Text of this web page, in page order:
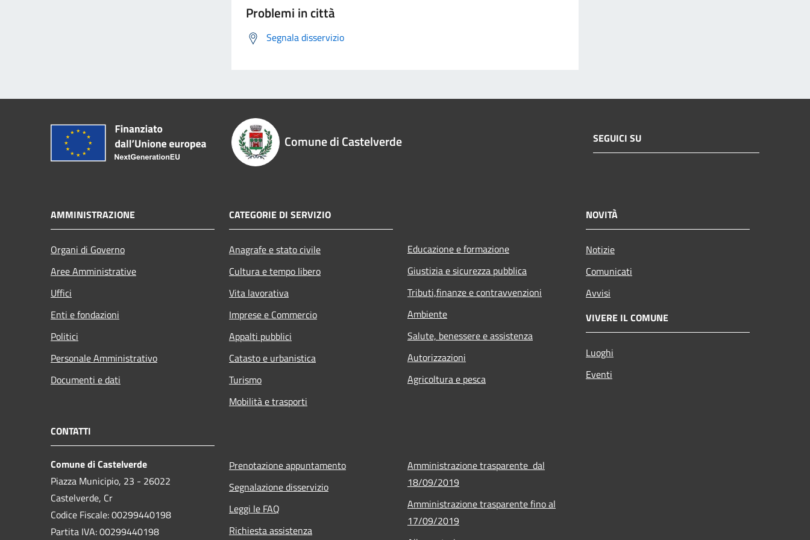
Problemi in città
Segnala disservizio
Comune di Castelverde SEGUICI SU
AMMINISTRAZIONE
Organi di Governo
Aree Amministrative
Uffici
Enti e fondazioni
Politici
Personale Amministrativo
Documenti e dati
CATEGORIE DI SERVIZIO
Anagrafe e stato civile
Cultura e tempo libero
Vita lavorativa
Imprese e Commercio
Appalti pubblici
Catasto e urbanistica
Turismo
Mobilità e trasporti
Educazione e formazione
Giustizia e sicurezza pubblica
Tributi,finanze e contravvenzioni
Ambiente
Salute, benessere e assistenza
Autorizzazioni
Agricoltura e pesca
NOVITÀ
Notizie
Comunicati
Avvisi
VIVERE IL COMUNE
Luoghi
Eventi
CONTATTI
Comune di Castelverde
Piazza Municipio, 23 - 26022
Castelverde, Cr
Codice Fiscale: 00299440198
Partita IVA: 00299440198
Prenotazione appuntamento
Segnalazione disservizio
Leggi le FAQ
Richiesta assistenza
Amministrazione trasparente dal
18/09/2019
Amministrazione trasparente fino al
17/09/2019